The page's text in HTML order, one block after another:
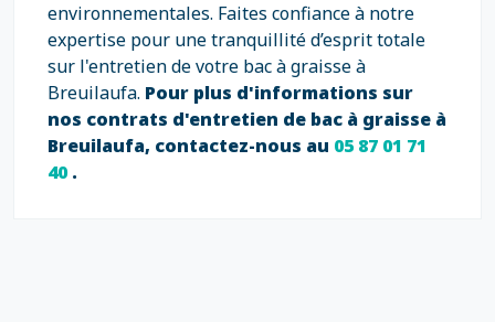
environnementales. Faites confiance à notre
expertise pour une tranquillité d’esprit totale
sur l'entretien de votre bac à graisse à
Breuilaufa. Pour plus d'informations sur
nos contrats d'entretien de bac à graisse à
Breuilaufa, contactez-nous au 05 87 01 71
40.